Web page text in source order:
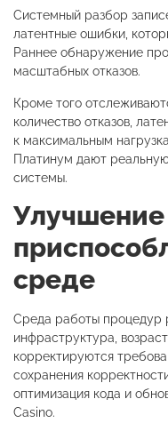
Системный разбор
латентные ошибки,
Раннее обнаружение
масштабных отказов.
Кроме того
количество отказов,
к максимальным
Платинум дают
системы.
Улучшение
среде
Среда работы процедур
инфраструктура,
корректируются
сохранения
оптимизация кода и
Casino.